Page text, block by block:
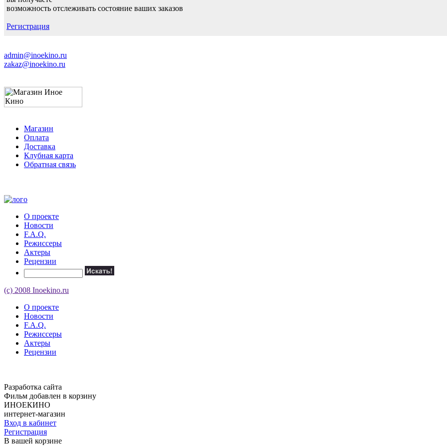
возможность отслеживать состояние ваших заказов
Регистрация
admin@inoekino.ru
zakaz@inoekino.ru
Магазин
Оплата
Доставка
Клубная карта
Обратная связь
О проекте
Новости
F.A.Q.
Режиссеры
Актеры
Рецензии
(c) 2008 Inoekino.ru
О проекте
Новости
F.A.Q.
Режиссеры
Актеры
Рецензии
Разработка сайта
Фильм добавлен в корзину
ИНОЕКИНО
интернет-магазин
Вход в кабинет
Регистрация
В вашей корзине